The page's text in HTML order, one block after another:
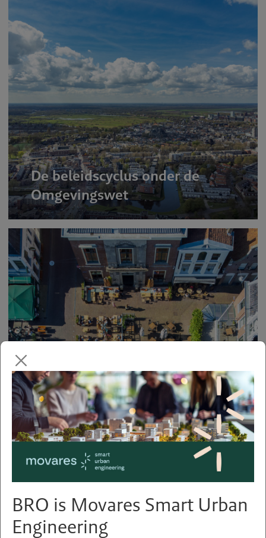
De beleidscyclus onder de
Omgevingswet
Sturen op monocultuur aan
horeca en dienstverlening
BRO is Movares Smart Urban
Engineering